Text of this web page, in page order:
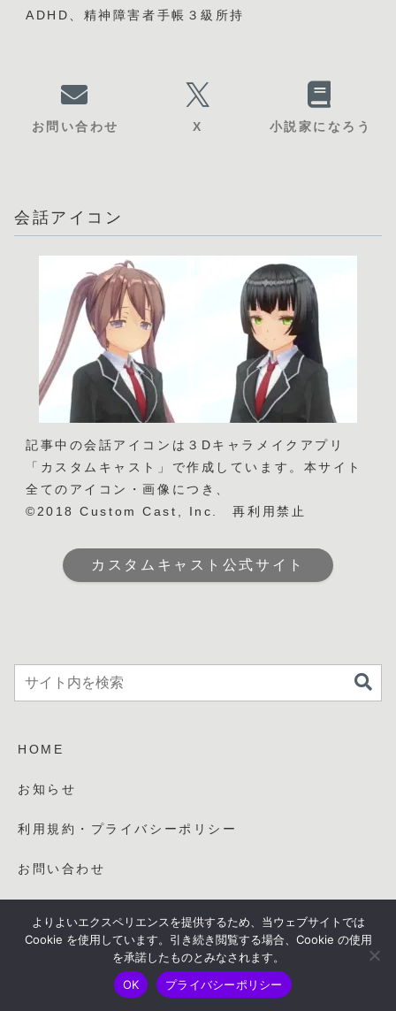
ADHD、精神障害者手帳３級所持
お問い合わせ X 小説家になろう
会話アイコン
記事中の会話アイコンは３Dキャラメイクアプリ
「カスタムキャスト」で作成しています。本サイト
全てのアイコン・画像につき、
©2018 Custom Cast, Inc. 再利用禁止
カスタムキャスト公式サイト
HOME
お知らせ
利用規約・プライバシーポリシー
お問い合わせ
「きもおた・わーどぷれす。」
シェア 目次へ
よりよいエクスペリエンスを提供するため、当ウェブサイトでは
Cookie を使用しています。引き続き閲覧する場合、Cookie の使用
を承諾したものとみなされます。
OK
プライバシーポリシー